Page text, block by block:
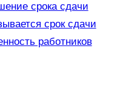
срока сдачи
срок сдачи
работников